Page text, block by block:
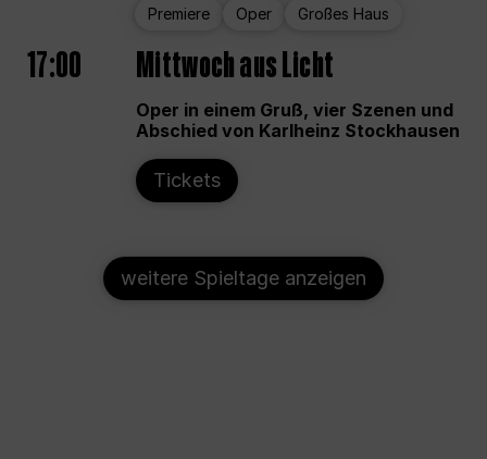
Premiere Oper Großes Haus
17:00 Mittwoch aus Licht
Oper in einem Gruß, vier Szenen und
Abschied von Karlheinz Stockhausen
Tickets
weitere Spieltage anzeigen